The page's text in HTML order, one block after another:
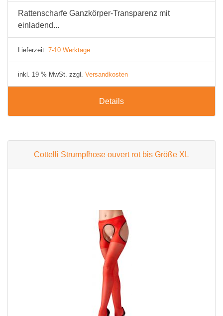
Rattenscharfe Ganzkörper-Transparenz mit
einladend...
Lieferzeit: 7-10 Werktage
inkl. 19 % MwSt. zzgl. Versandkosten
Details
Cottelli Strumpfhose ouvert rot bis Größe XL